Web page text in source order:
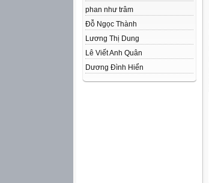
phan như trâm
Đỗ Ngọc Thành
Lương Thị Dung
Lê Viết Anh Quân
Dương Đình Hiển